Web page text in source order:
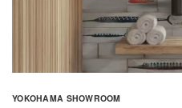
YOKOHAMA SHOWROOM